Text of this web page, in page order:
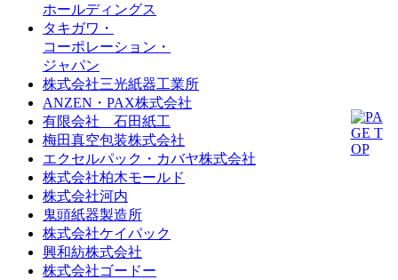
ホールディングス
タキガワ・
コーポレーション・
ジャパン
株式会社三光紙器工業所
ANZEN・PAX株式会社
有限会社 石田紙工
梅田真空包装株式会社
エクセルパック・カバヤ株式会社
株式会社柏木モールド
株式会社河内
鬼頭紙器製造所
株式会社ケイパック
興和紡株式会社
株式会社ゴードー